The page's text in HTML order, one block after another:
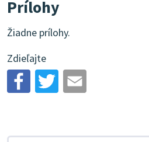
Prílohy
Žiadne prílohy.
Zdieľajte